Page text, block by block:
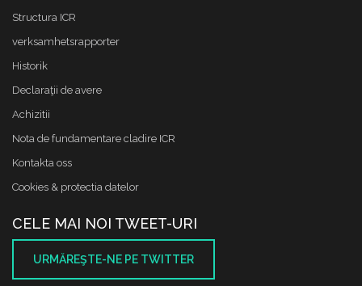
Structura ICR
verksamhetsrapporter
Historik
Declaraţii de avere
Achizitii
Nota de fundamentare cladire ICR
Kontakta oss
Cookies & protectia datelor
CELE MAI NOI TWEET-URI
URMĂREŞTE-NE PE TWITTER